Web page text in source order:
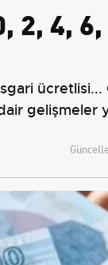
2, 4,
ücretlisi...
gelişmeler